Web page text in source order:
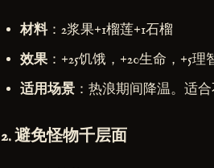
材料：2浆果+1榴莲+1石榴
效果 ：+25饥饿，+20生命，+5理
适用场景 ：热浪期间降温。适
2. 避免怪物千层面